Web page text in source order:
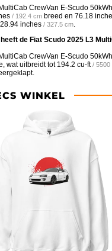
CrewVan E-Scudo
/ 192.4 cm breed en 76.18
inches / 327.5 cm.
de Fiat Scudo 2025 L3
CrewVan E-Scudo
wat uitbreidt tot 194.2 cu-ft / 5500
WINKEL